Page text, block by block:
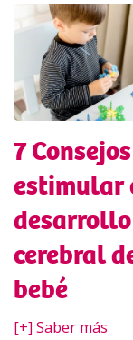
7
estimular
desarrollo
cerebral
bebé
[+] Saber más